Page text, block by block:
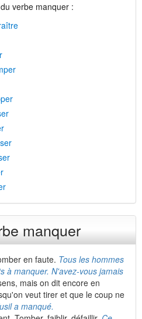
verbe manquer :
manquer
en faute. Tous les hommes
à manquer. N'avez-vous jamais
mais on dit encore en
veut tirer et que le coup ne
a manqué.